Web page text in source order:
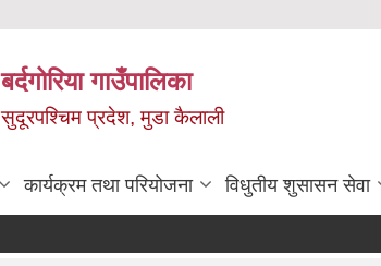
बर्दगोरिया गाउँपालिका
सुदूरपश्चिम प्रदेश, मुडा कैलाली
कार्यक्रम तथा परियोजना विधुतीय शुसासन सेवा